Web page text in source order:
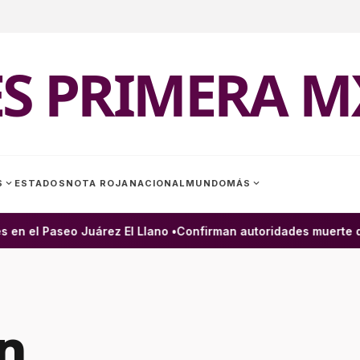
PRIMERA
expand_more ESTADOS NOTA ROJA NACIONAL MUNDOMÁS expand_more
el Paseo Juárez El Llano •Confirman autoridades muerte